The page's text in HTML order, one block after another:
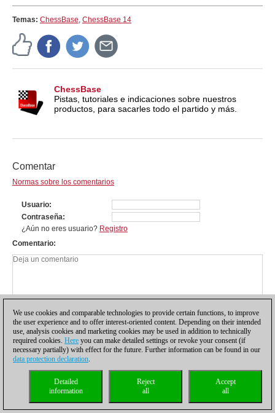
Temas: ChessBase, ChessBase 14
ChessBase
Pistas, tutoriales e indicaciones sobre nuestros
productos, para sacarles todo el partido y más.
Comentar
Normas sobre los comentarios
Usuario
Contraseña
¿Aún no eres usuario? Registro
Comentario
Política de privacidad |Para contactar Cookies Management
Licencias
Compliance Hotline
coldest news
We use cookies and comparable technologies to provide certain functions, to improve
the user experience and to offer interest-oriented content. Depending on their intended
use, analysis cookies and marketing cookies may be used in addition to technically
required cookies. Here you can make detailed settings or revoke your consent (if
necessary partially) with effect for the future. Further information can be found in our
data protection declaration.
Accept
all
Reject
all
Detailed
information